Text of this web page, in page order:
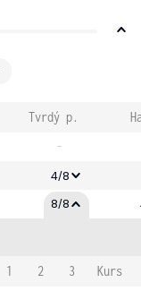
Tvrdý p.
-
4/8
8/8
1 2 3
Kurs